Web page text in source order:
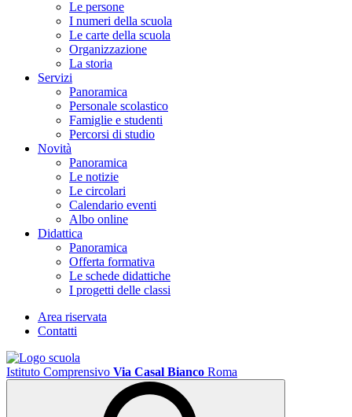
Le persone
I numeri della scuola
Le carte della scuola
Organizzazione
La storia
Servizi
Panoramica
Personale scolastico
Famiglie e studenti
Percorsi di studio
Novità
Panoramica
Le notizie
Le circolari
Calendario eventi
Albo online
Didattica
Panoramica
Offerta formativa
Le schede didattiche
I progetti delle classi
Area riservata
Contatti
Istituto Comprensivo Via Casal Bianco Roma